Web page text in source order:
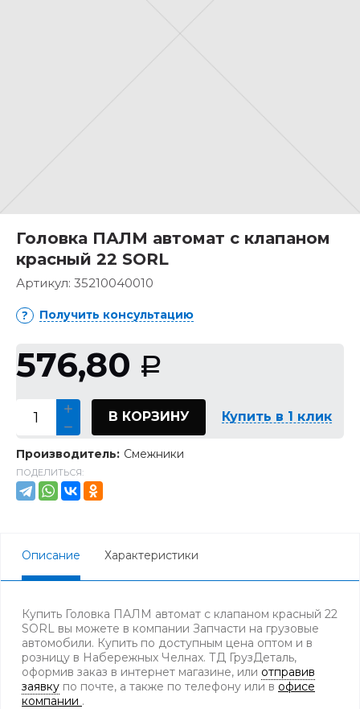
Головка ПАЛМ автомат с клапаном
красный 22 SORL
Артикул: 35210040010
Получить консультацию
576,80 Р
В КОРЗИНУ Купить в 1 клик
Производитель: Смежники
ПОДЕЛИТЬСЯ:
Описание Характеристики
Купить Головка ПАЛМ автомат с клапаном красный 22
SORL вы можете в компании Запчасти на грузовые
автомобили. Купить по доступным цена оптом и в
розницу в Набережных Челнах. ТД ГрузДеталь,
оформив заказ в интернет магазине, или отправив
заявку по почте, а также по телефону или в офисе
компании .